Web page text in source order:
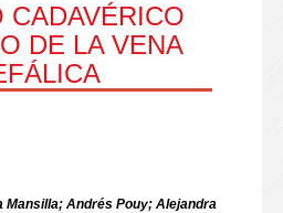
CADAVÉRICO
DE LA VENA
Mansilla; Andrés Pouy; Alejandra